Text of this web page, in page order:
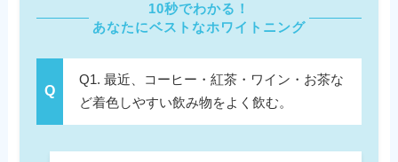
10秒でわかる！
あなたにベストなホワイトニング
Q1. 最近、コーヒー・紅茶・ワイン・お茶な
ど着色しやすい飲み物をよく飲む。